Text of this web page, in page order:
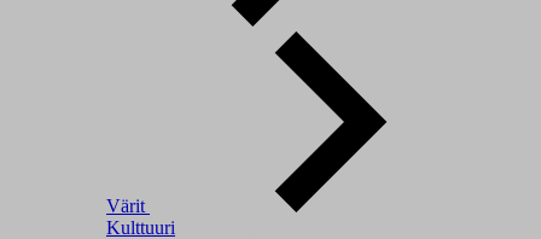
Värit
Kulttuuri